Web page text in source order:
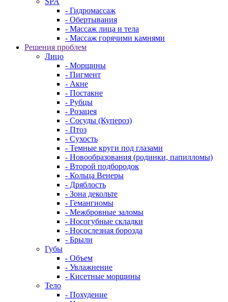
- Гидромассаж
- Обертывания
- Массаж лица и тела
- Массаж горячими камнями
Решения проблем
Лицо
- Морщины
- Пигмент
- Акне
- Постакне
- Рубцы
- Розацея
- Сосуды (Купероз)
- Птоз
- Сухость
- Темные круги под глазами
- Новообразования (родинки, папилломы)
- Второй подбородок
- Кольца Венеры
- Дряблость
- Зона декольте
- Гемангиомы
- Межбровные заломы
- Носогубные складки
- Носослезная борозда
- Брыли
Губы
- Объем
- Увлажнение
- Кисетные морщины
Тело
- Похудение